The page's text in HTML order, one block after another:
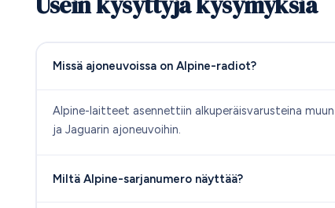
Missä ajoneuvoissa on Alpine-radiot?
Alpine-laitteet asennettiin alkuperäisvarusteina
ja Jaguarin ajoneuvoihin.
Miltä Alpine-sarjanumero näyttää?